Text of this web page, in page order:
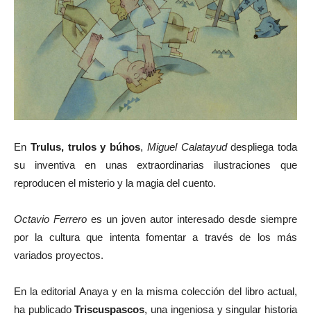
En Trulus, trulos y búhos, Miguel Calatayuddespliega toda
su inventiva en unas extraordinarias ilustraciones que
reproducen el misterio y la magia del cuento.
Octavio Ferrero es un joven autor interesado desde siempre
por la cultura que intenta fomentar a través de los más
variados proyectos.
En la editorial Anaya y en la misma colección del libro actual,
ha publicadoTriscuspascos, una ingeniosa y singular historia